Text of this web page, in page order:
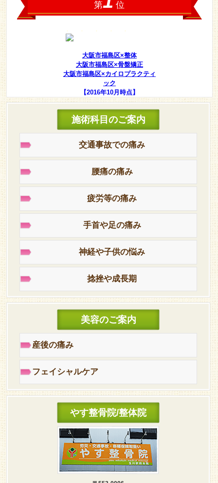
大阪市福島区×整体
大阪市福島区×骨盤矯正
大阪市福島区×カイロプラクティ
ック
【2016年10月時点】
施術科目のご案内
交通事故での痛み
腰痛の痛み
疲労等の痛み
手首や足の痛み
神経や子供の悩み
捻挫や成長期
美容のご案内
産後の痛み
フェイシャルケア
やす整骨院/整体院